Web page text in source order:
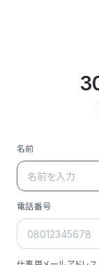
名前
電話番号